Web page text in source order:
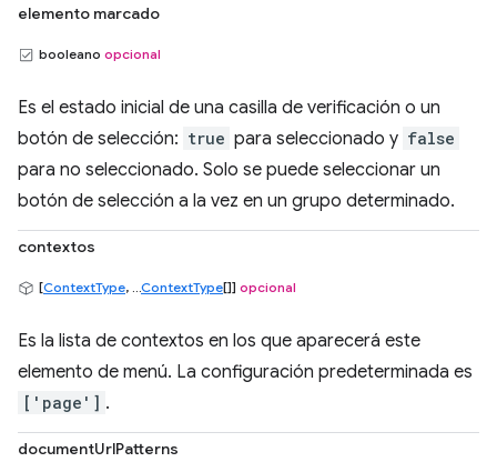
elemento marcado
booleano opcional
Es el estado inicial de una casilla de verificación o un
botón de selección: true para seleccionado y false
para no seleccionado. Solo se puede seleccionar un
botón de selección a la vez en un grupo determinado.
contextos
[ContextType, ...ContextType[]] opcional
Es la lista de contextos en los que aparecerá este
elemento de menú. La configuración predeterminada es
['page'] .
documentUrlPatterns